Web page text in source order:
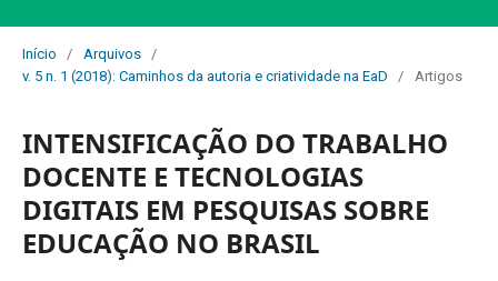
Início / Arquivos
/
v. 5 n. 1 (2018): Caminhos da autoria e criatividade na EaD
/ Artigos
INTENSIFICAÇÃO DO TRABALHO
DOCENTE E TECNOLOGIAS
DIGITAIS EM PESQUISAS SOBRE
EDUCAÇÃO NO BRASIL